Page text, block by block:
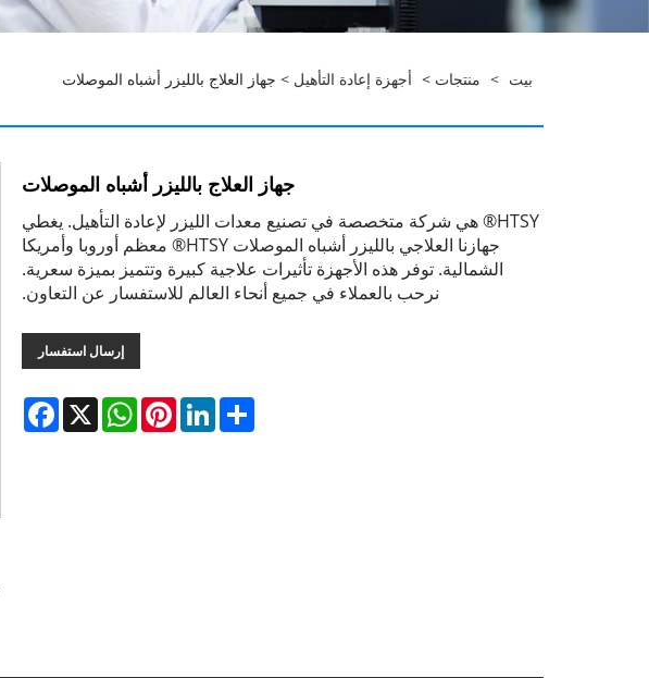
بيت > منتجات > أجهزة إعادة التأهيل > جهاز العلاج بالليزر أشباه الموصلات
جهاز العلاج بالليزر أشباه الموصلات
HTSY® هي شركة متخصصة في تصنيع معدات الليزر لإعادة التأهيل. يغطي
جهازنا العلاجي بالليزر أشباه الموصلات HTSY® معظم أوروبا وأمريكا
الشمالية. توفر هذه الأجهزة تأثيرات علاجية كبيرة وتتميز بميزة سعرية.
نرحب بالعملاء في جميع أنحاء العالم للاستفسار عن التعاون.
إرسال استفسار
Facebook X
WhatsAppPinterestLinkedInShare